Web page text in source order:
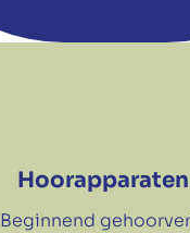
Hoorapparaten
Beginnend